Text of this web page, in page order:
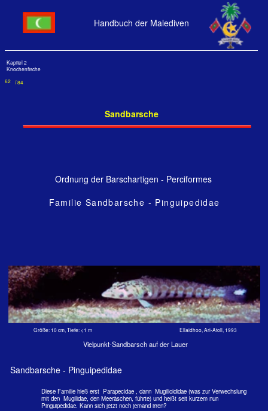
Ordnung der Barschartigen - Perciformes
Sandbarsche - Pinguipedidae
Diese Familie hieß erst Parapecidae , dann Mugilioididae (was zur Verwechslung
mit den Mugilidae, den Meeräschen, führte) und heißt seit kurzem nun
Pinguipedidae. Kann sich jetzt noch jemand irren?
Jedenfalls umfasst diese Familie im flachen Gewässern auf dem Sandboden
lebende kleine Barsche, die wie viele Bodenbewohner ohne Schwimmblase
auskommen. An den ruhigen Uferstreifen der Lagunenseiten liegen sie, den Kopf
der besseren Übersicht wegen oft schräg nach oben, auf der Lauer, bereit, sich
nach bester Barschart auf alles zu stürzen, was da klein und fressbar ist. Mit ihren
ist der des Sandes angepasst. Sie vertrauen auf ihre gute Tarnung, haben nicht
zuletzt deswegen eine kurze Fluchtdistanz. Viele der ungefähr 60 Arten, die in 3
die meist kleineren Weibchen in Männchen um. Die Farbgebung kann bei den
Geschlechtern einer Art höchst unterschiedlich sein.